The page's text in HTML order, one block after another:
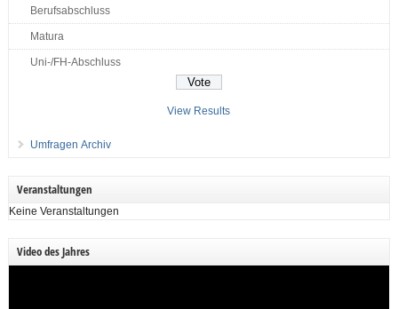
Berufsabschluss
Matura
Uni-/FH-Abschluss
View Results
Umfragen Archiv
Veranstaltungen
Keine Veranstaltungen
Video des Jahres